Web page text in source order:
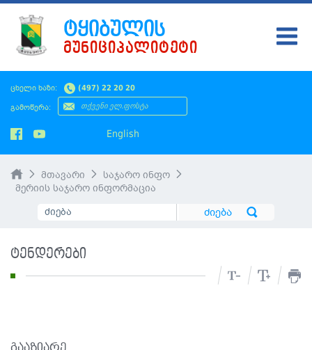
ცხელი ხაზი: (497) 22 20 20
გამოწერა:
English
ᲢᲧᲘᲑᲣᲚᲘᲡ
ᲛᲣᲜᲘᲪᲘᲞᲐᲚᲘᲢᲔᲢᲘ
ᲢᲧᲘᲑᲣᲚᲘ
ᲡᲐᲙᲠᲔᲑᲣᲚᲝ
ᲛᲝᲥᲐᲚᲐᲥᲔᲡ
ᲡᲘᲐᲮᲚᲔᲔᲑᲘ
ᲡᲐᲯᲐᲠᲝ ᲘᲜᲤᲝ
SMS ᲞᲚᲐᲢᲤᲝᲠᲛᲐ
ᲡᲔᲠᲕᲘᲡᲔᲑᲘ
მთავარი
საჯარო ინფო
მერიის საჯარო ინფორმაცია
ტენდერები